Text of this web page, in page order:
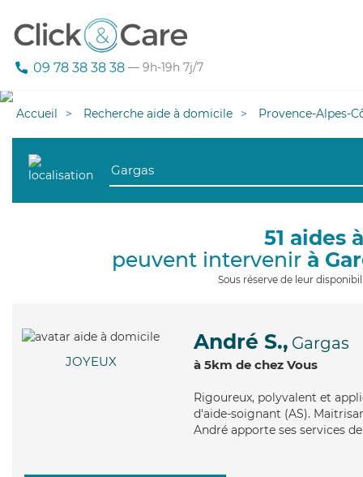
09 78 38 38 38 — 9h-19h 7j/7
Accueil Recherche aide à domicile Provence-Alpes-
51 aides
peuvent intervenir à
Sous réserve de leur
JOYEUX
André S., Gargas
à 5km de chez Vous
Rigoureux, polyvalent et
d'aide-soignant (AS).
André apporte ses services